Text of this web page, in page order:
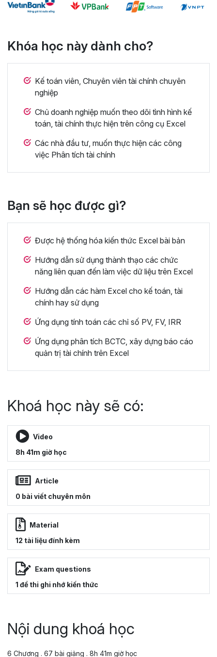
Khóa học này dành cho?
Kế toán viên, Chuyên viên tài chính chuyên
nghiệp
Chủ doanh nghiệp muốn theo dõi tình hình kế
toán, tài chính thực hiện trên công cụ Excel
Các nhà đầu tư, muốn thực hiện các công
việc Phân tích tài chính
Bạn sẽ học được gì?
Được hệ thống hóa kiến thức Excel bài bản
Hướng dẫn sử dụng thành thạo các chức
năng liên quan đến làm việc dữ liệu trên Excel
Hướng dẫn các hàm Excel cho kế toán, tài
chính hay sử dụng
Ứng dụng tính toán các chỉ số PV, FV, IRR
Ứng dụng phân tích BCTC, xây dựng báo cáo
quản trị tài chính trên Excel
Khoá học này sẽ có:
Video
8h 41m giờ học
Article
0 bài viết chuyên môn
Material
12 tài liệu đính kèm
Exam questions
1 đề thi ghi nhớ kiến thức
Nội dung khoá học
6 Chương . 67 bài giảng . 8h 41m giờ học